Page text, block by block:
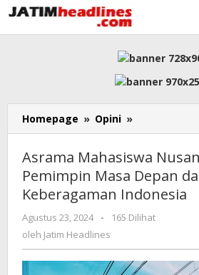
Lewati
ke
konten
Homepage » Opini »
Mahasiswa
Mencetak
Pemimpin
Masa
dari
Indonesia
Asrama Mahasiswa
Pemimpin Masa Depan
Keberagaman Indonesia
Agustus 23, 2024
oleh
-
165 Dilihat
oleh Jatim Headlines